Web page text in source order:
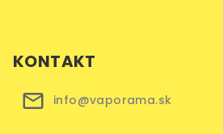
KONTAKT
info@vaporama.sk